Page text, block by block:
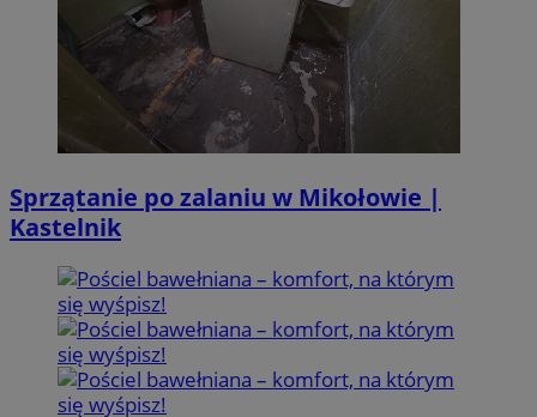
Sprzątanie po zalaniu w Mikołowie |
Kastelnik